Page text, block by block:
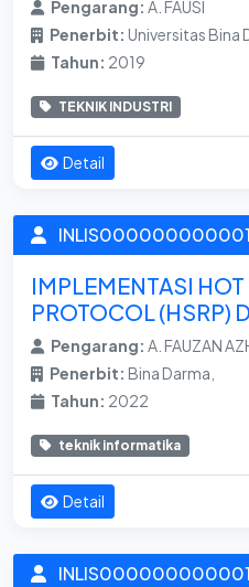
Pengarang: A. FAUSI
Penerbit: Universitas Bina
Tahun: 2019
TEKNIK INDUSTRI
Detail
IMPLEMENTASI
PROTOCOL (HSRP)
Pengarang: A. FAUZAN
Penerbit: Bina Darma,
Tahun: 2022
teknik informatika
Detail